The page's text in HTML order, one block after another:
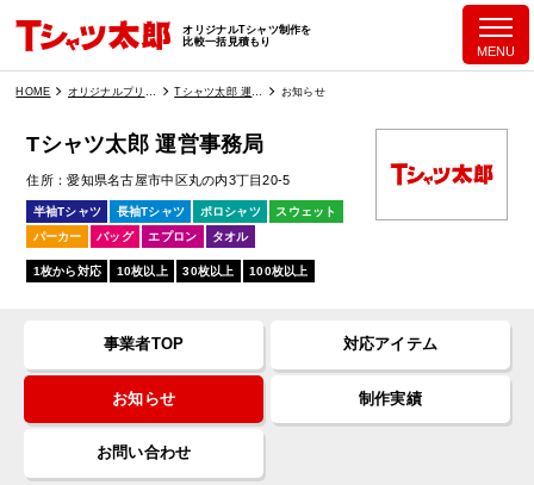
オリジナルTシャツ制作を
比較一括見積もり
HOME お知らせ
Tシャツ太郎 運営事務局
住所 愛知県名古屋市中区丸の内3丁目20-5
半袖Tシャツ 長袖Tシャツ ポロシャツ
スウェット
パーカー
バッグ エプロン タオル
1枚から対応 10枚以上 30枚以上 100枚以上
事業者TOP 対応アイテム
お知らせ 制作実績
お問い合わせ
MENU